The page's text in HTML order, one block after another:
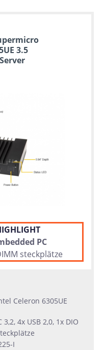
3.5
PC
steckplätze
Celeron 6305UE
3,2, 4x USB 2,0, 1x DIO
I